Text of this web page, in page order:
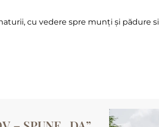
cu vedere spre munți și pădure si